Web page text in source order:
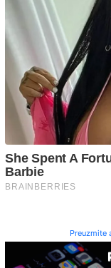
Preuzmite